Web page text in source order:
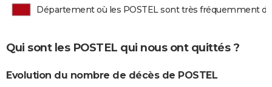
Département où les POSTEL sont très fréquemment
Qui sont les POSTEL qui nous ont quittés ?
Evolution du nombre de décès de POSTEL